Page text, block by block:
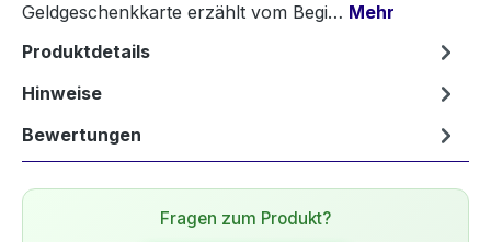
Geldgeschenkkarte erzählt vom Begi… Mehr
Produktdetails
Hinweise
Bewertungen
Fragen zum Produkt?